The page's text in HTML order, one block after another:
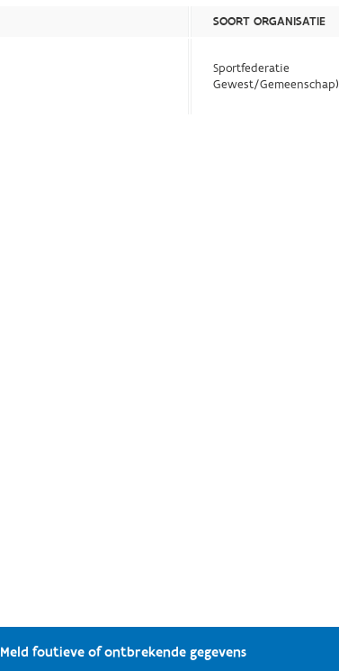
SOORT ORGANISATIE
Sportfederatie
Gewest/Gemeenschap)
Meld foutieve of ontbrekende gegevens